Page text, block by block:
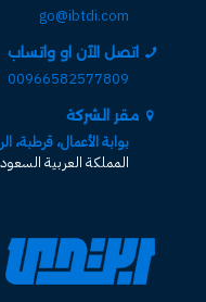
go@ibtdi.com
اتصل الآن او واتساب
00966582577809
مقر الشركة
بوابة الأعمال، قرطبة،
المملكة العربية